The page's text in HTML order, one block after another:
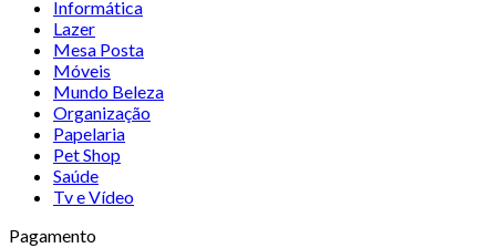
Informática
Lazer
Mesa Posta
Móveis
Mundo Beleza
Organização
Papelaria
Pet Shop
Saúde
Tv e Vídeo
Pagamento